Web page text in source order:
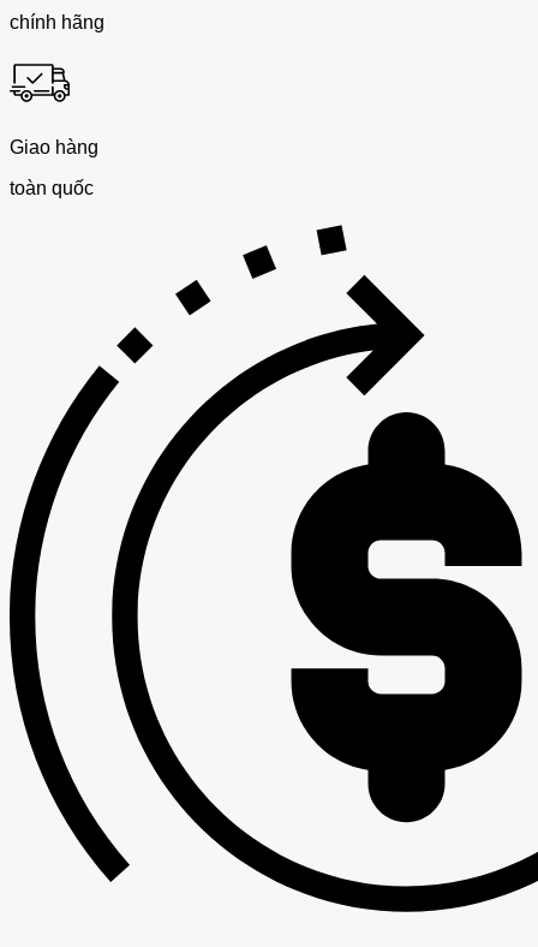
chính hãng
Giao hàng
toàn quốc